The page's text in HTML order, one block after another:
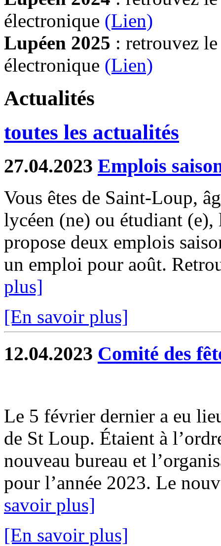
électronique (Lien)
Lupéen 2025 : retrouvez
électronique (Lien)
Actualités
toutes les actualités
27.04.2023 Emplois
Vous êtes de Saint-Loup,
lycéen (ne) ou étudiant
propose deux emplois
un emploi pour août.
plus]
[En savoir plus]
12.04.2023 Comité des
Le 5 février dernier a eu
de St Loup. Étaient à
nouveau bureau et
pour l’année 2023. Le
savoir plus]
[En savoir plus]